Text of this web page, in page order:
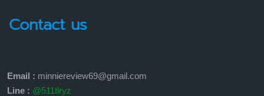
Contact us
Email : minniereview69@gmail.com
Line : @511tlryz